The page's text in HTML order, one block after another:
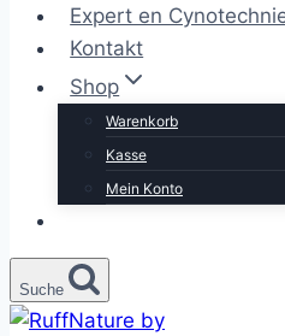
Expert en
Kontakt
Shop
Warenkorb
Kasse
Mein Konto
Suche